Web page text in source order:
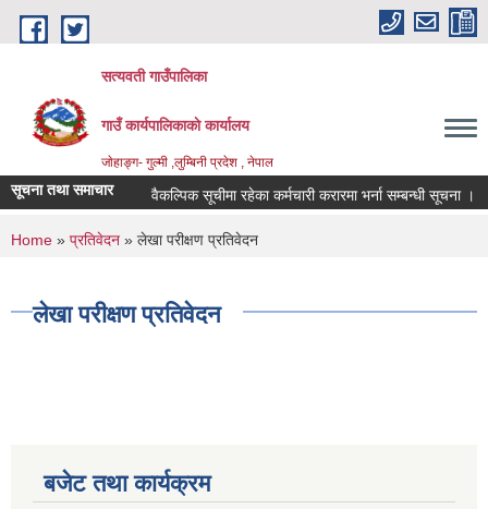
Skip to main content
सत्यवती गाउँपालिका
गाउँ कार्यपालिकाकाे कार्यालय
जाेहाङ्ग- गुल्मी ,लुम्बिनी प्रदेश , नेपाल
सूचना तथा समाचार वैकल्पिक सूचीमा रहेका कर्मचारी करारमा भर्ना सम्बन्धी सूचना ।
You are here
Home » प्रतिवेदन » लेखा परीक्षण प्रतिवेदन
लेखा परीक्षण प्रतिवेदन
बजेट तथा कार्यक्रम